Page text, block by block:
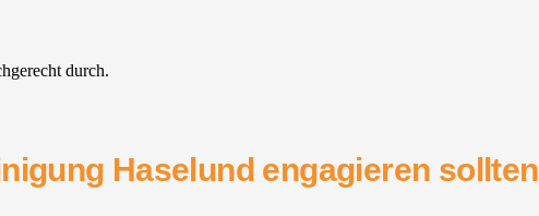
durch.
Haselund engagieren sollten